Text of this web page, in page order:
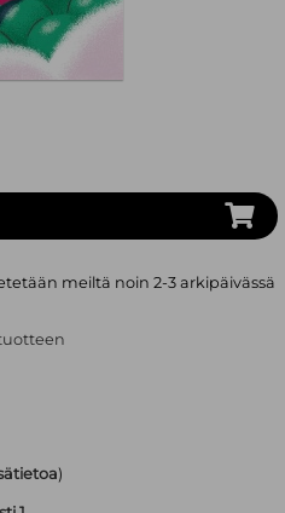
)
meiltä noin 2-3 arkipäivässä